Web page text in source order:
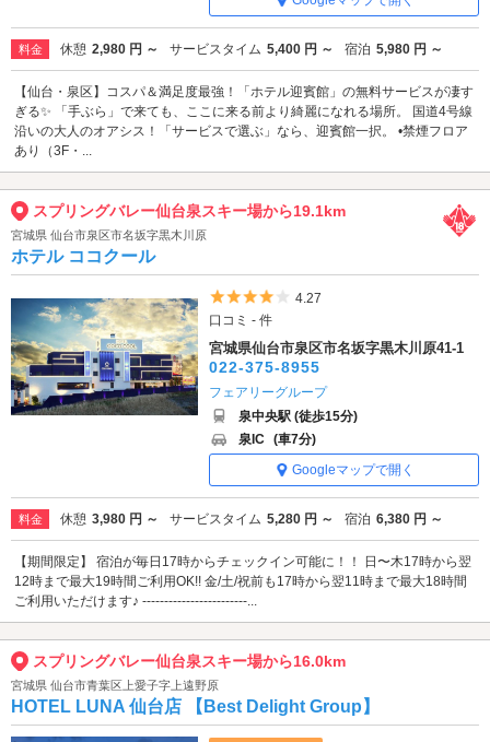
料金 休憩 2,980 円 ～ サービスタイム 5,400 円 ～ 宿泊 5,980 円 ～
【仙台・泉区】コスパ＆満足度最強！「ホテル迎賓館」の無料サービスが凄す
ぎる✨ 「手ぶら」で来ても、ここに来る前より綺麗になれる場所。 国道4号線
沿いの大人のオアシス！「サービスで選ぶ」なら、迎賓館一択。 •禁煙フロア
あり（3F・...
スプリングバレー仙台泉スキー場から19.1km
宮城県 仙台市泉区市名坂字黒木川原
ホテル ココクール
5つ星のうち4
4.27
口コミ - 件
宮城県仙台市泉区市名坂字黒木川原41-1
022-375-8955
フェアリーグループ
泉中央駅 (徒歩15分)
泉IC (車7分)
Googleマップで開く
料金 休憩 3,980 円 ～ サービスタイム 5,280 円 ～ 宿泊 6,380 円 ～
【期間限定】 宿泊が毎日17時からチェックイン可能に！！ 日〜木17時から翌
12時まで最大19時間ご利用OK!! 金/土/祝前も17時から翌11時まで最大18時間
ご利用いただけます♪ ------------------------...
スプリングバレー仙台泉スキー場から16.0km
宮城県 仙台市青葉区上愛子字上遠野原
HOTEL LUNA 仙台店 【Best Delight Group】